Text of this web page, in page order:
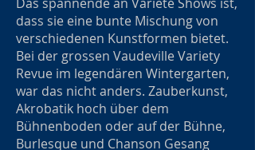
dass sie eine bunte Mischung von
verschiedenen Kunstformen bietet.
Bei der grossen Vaudeville Variety
Revue im legendären Wintergarten,
war das nicht anders. Zauberkunst,
Akrobatik hoch über dem
Bühnenboden oder auf der Bühne,
Burlesque und Chanson Gesang